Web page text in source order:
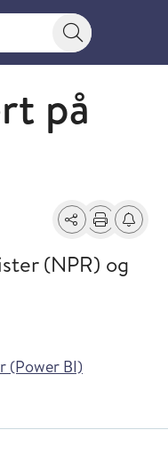
Søkeknapp
på
Del Skriv ut
Få
(NPR) og
(Power BI)